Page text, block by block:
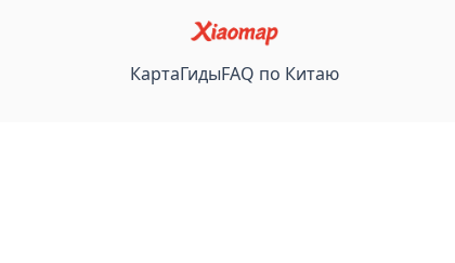
КартаГидыFAQ по Китаю